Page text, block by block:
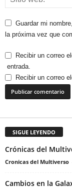
Guardar mi
la próxima vez que
Recibir un correo
entrada.
Recibir un correo
SIGUE LEYENDO
Crónicas del
Cronicas del Multiverso
Cambios en la